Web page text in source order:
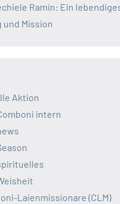
Ramin: Ein
und Mission
Aktion
intern
Laienmissionare (CLM)